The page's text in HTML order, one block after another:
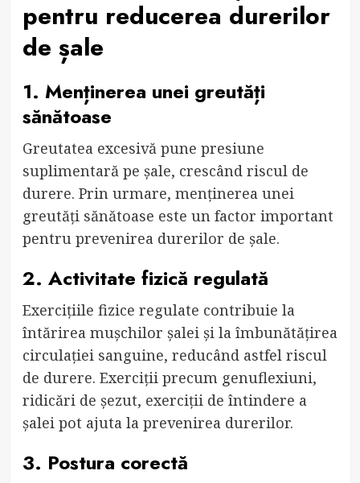
pentru reducerea durerilor
de șale
1. Menținerea unei greutăți
sănătoase
Greutatea excesivă pune presiune
suplimentară pe șale, crescând riscul de
durere. Prin urmare, menținerea unei
greutăți sănătoase este un factor important
pentru prevenirea durerilor de șale.
2. Activitate fizică regulată
Exercițiile fizice regulate contribuie la
întărirea mușchilor șalei și la îmbunătățirea
circulației sanguine, reducând astfel riscul
de durere. Exerciții precum genuflexiuni,
ridicări de șezut, exerciții de întindere a
șalei pot ajuta la prevenirea durerilor.
3. Postura corectă